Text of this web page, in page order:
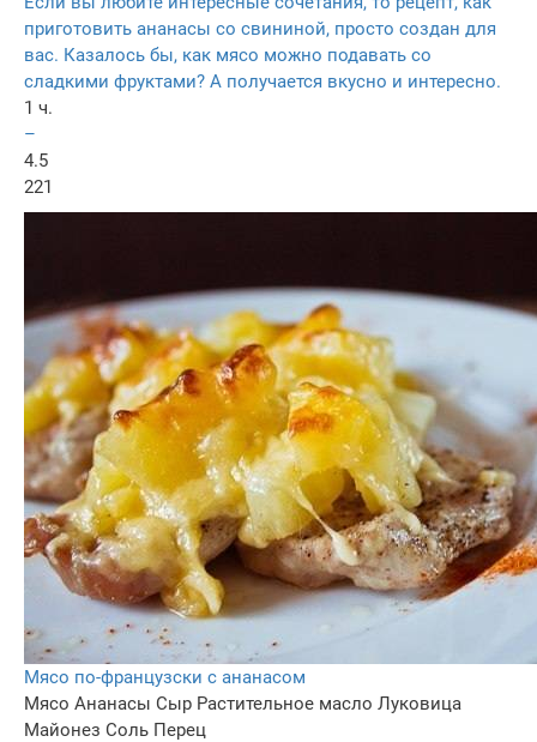
приготовить ананасы со свининой, просто создан для
вас. Казалось бы, как мясо можно подавать со
сладкими фруктами? А получается вкусно и интересно.
1 ч.
–
4.5
221
Мясо по-французски с ананасом
Мясо Ананасы Сыр Растительное масло Луковица
Майонез Соль Перец